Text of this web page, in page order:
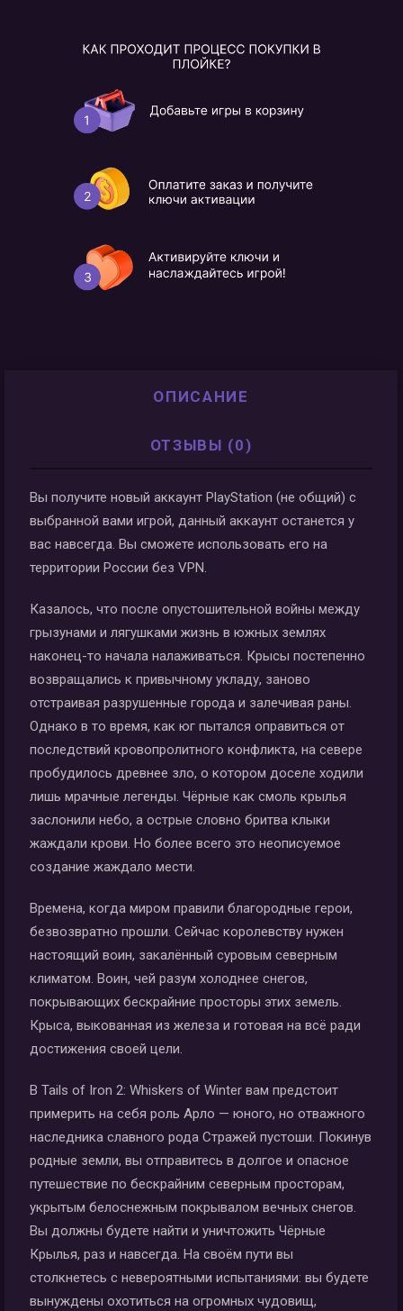
ОПИСАНИЕ
ОТЗЫВЫ (0)
Вы получите новый аккаунт PlayStation (не общий) с
выбранной вами игрой, данный аккаунт останется у
вас навсегда. Вы сможете использовать его на
территории России без VPN.
Казалось, что после опустошительной войны между
грызунами и лягушками жизнь в южных землях
наконец-то начала налаживаться. Крысы постепенно
возвращались к привычному укладу, заново
отстраивая разрушенные города и залечивая раны.
Однако в то время, как юг пытался оправиться от
последствий кровопролитного конфликта, на севере
пробудилось древнее зло, о котором доселе ходили
лишь мрачные легенды. Чёрные как смоль крылья
заслонили небо, а острые словно бритва клыки
жаждали крови. Но более всего это неописуемое
создание жаждало мести.
Времена, когда миром правили благородные герои,
безвозвратно прошли. Сейчас королевству нужен
настоящий воин, закалённый суровым северным
климатом. Воин, чей разум холоднее снегов,
покрывающих бескрайние просторы этих земель.
Крыса, выкованная из железа и готовая на всё ради
достижения своей цели.
В Tails of Iron 2: Whiskers of Winter вам предстоит
примерить на себя роль Арло — юного, но отважного
наследника славного рода Стражей пустоши. Покинув
родные земли, вы отправитесь в долгое и опасное
путешествие по бескрайним северным просторам,
укрытым белоснежным покрывалом вечных снегов.
Вы должны будете найти и уничтожить Чёрные
Крылья, раз и навсегда. На своём пути вы
столкнетесь с невероятными испытаниями: вы будете
вынуждены охотиться на огромных чудовищ,